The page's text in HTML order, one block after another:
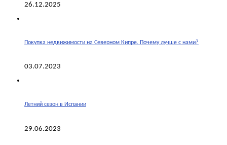
26.12.2025
Покупка недвижимости на Северном Кипре. Почему лучше с нами?
03.07.2023
Летний сезон в Испании
29.06.2023